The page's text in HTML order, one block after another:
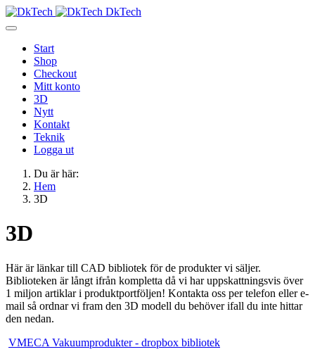
DkTech
Start
Shop
Checkout
Mitt konto
3D
Nytt
Kontakt
Teknik
Logga ut
Du är här:
Hem
3D
3D
Här är länkar till CAD bibliotek för de produkter vi säljer.
Biblioteken är långt ifrån kompletta då vi har uppskattningsvis över
1 miljon artiklar i produktportföljen! Kontakta oss per telefon eller e-
mail så ordnar vi fram den 3D modell du behöver ifall du inte hittar
den nedan.
VMECA Vakuumprodukter - dropbox bibliotek